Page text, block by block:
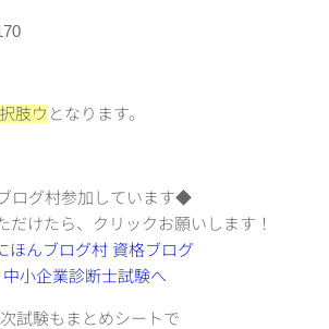
肢ウ となります。
ログ村参加しています◆
だけたら、クリックお願いします！
試験もまとめシートで